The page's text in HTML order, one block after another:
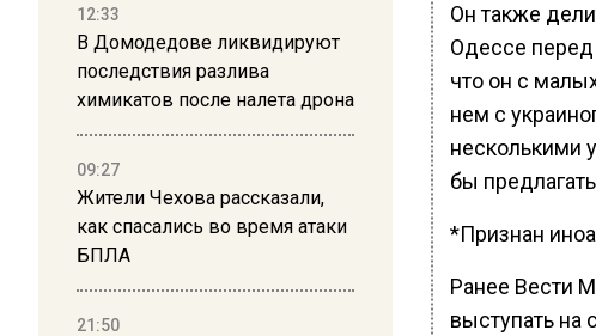
12:33
В Домодедове ликвидируют
последствия разлива
химикатов после налета дрона
09:27
Жители Чехова рассказали,
как спасались во время атаки
БПЛА
21:50
Он также
Одессе перед
что он с
нем с
несколькими
бы
*Признан
Ранее Вести
выступать на